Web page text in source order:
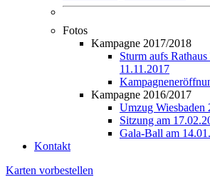
Fotos
Kampagne 2017/2018
Sturm aufs
11.11.2017
Kampagne 2016/2017
Umzug Wiesbaden
Sitzung am
Gala-Ball am
Kontakt
Karten vorbestellen